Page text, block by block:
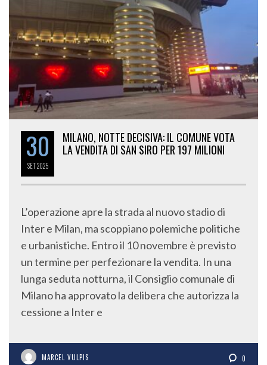
30
SET2025
MILANO, NOTTE DECISIVA: IL COMUNE VOTA
LA VENDITA DI SAN SIRO PER 197 MILIONI
L’operazione apre la strada al nuovo stadio di
Inter e Milan, ma scoppiano polemiche politiche
e urbanistiche. Entro il 10 novembre è previsto
un termine per perfezionare la vendita. In una
lunga seduta notturna, il Consiglio comunale di
Milano ha approvato la delibera che autorizza la
cessione a Inter e
MARCEL VULPIS 0